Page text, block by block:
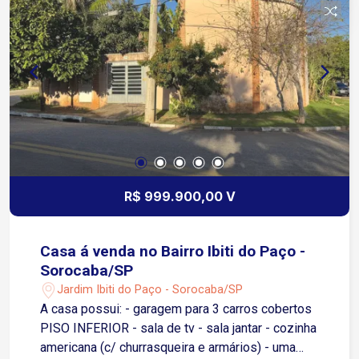
R$ 999.900,00 V
Casa á venda no Bairro Ibiti do Paço -
Sorocaba/SP
Jardim Ibiti do Paço - Sorocaba/SP
A casa possui: - garagem para 3 carros cobertos
PISO INFERIOR - sala de tv - sala jantar - cozinha
americana (c/ churrasqueira e armários) - uma